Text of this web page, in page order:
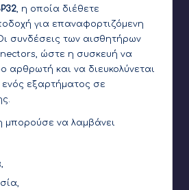
, η οποία διέθετε
για επαναφορτιζόμενη
συνδέσεις των αισθητήρων
ώστε η συσκευή να
αρθρωτή και να διευκολύνεται
εξαρτήματος σε
μπορούσε να λαμβάνει